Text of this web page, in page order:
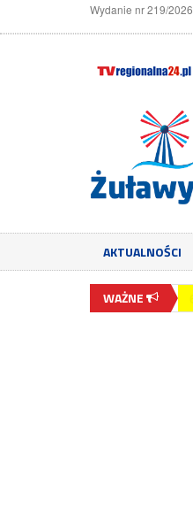
Wydanie nr 219/
AKTUALNOŚCI
WAŻNE